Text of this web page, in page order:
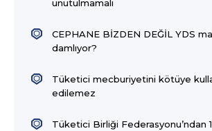
unutulmamalı
CEPHANE BİZDEN DEĞİL YDS
damlıyor?
Tüketici mecburiyetini kötüye
edilemez
Tüketici Birliği Federasyonu’ndan